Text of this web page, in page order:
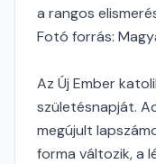
a rangos
Fotó forrás:
Az Új Ember
születésnapját.
megújult
forma változik, a